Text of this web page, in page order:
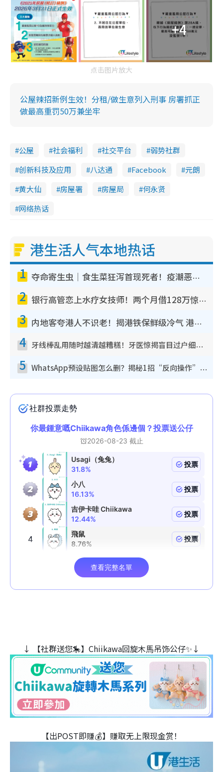
+4
点击图片放大
公屋辣招新例生效！分租/做生意列入刑事 房署抓正
做最高重罚50万兼坐牢
公屋 社会福利 社交平台
弱势社群
创新科技及应用
八达通 Facebook
元朗
黄大仙
房屋署 房屋局
何永贤
网络热话
港生活人气本地热话
1 夺命寄生虫｜食生菜狂泻首现死者！疫潮恶化录1.8万宗病例 揭洗菜3大谬误
2 银行高管恋上水疗女技师！两个月借128万惊觉“沉船”沉落火海 揭背后疑似邪教操控卖淫
3 内地客夸港人不识老！揭港铁保鲜级冷气 港人求放过：别投诉
4 牙线棒乱用随时越清越糟糕！牙医惊揭盲目过户细菌恐致龋齿：这种才是日常真保养
5 WhatsApp预设贴图怎么删？揭秘1招“反向操作”还原简洁界面 附3步实测教程
↓ 【社群送您🎠】Chiikawa回旋木⾺吊饰公仔✨↓
【出POST即赚💰】赚取无上限现金赏！